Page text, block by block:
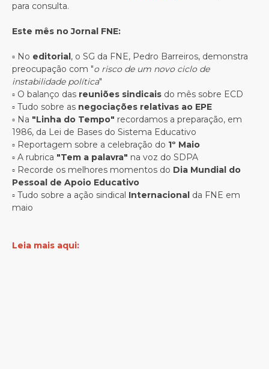
para consulta.
Este mês no Jornal FNE:
▫️ No editorial , o SG da FNE, Pedro Barreiros, demonstra
preocupação com "o risco de um novo ciclo de
instabilidade política"
▫️ O balanço das reuniões sindicais do mês sobre ECD
▫️ Tudo sobre as negociações relativas ao EPE
▫️ Na "Linha do Tempo" recordamos a preparação, em
1986, da Lei de Bases do Sistema Educativo
▫️ Reportagem sobre a celebração do 1º Maio
▫️ A rubrica "Tem a palavra" na voz do SDPA
▫️ Recorde os melhores momentos do Dia Mundial do
Pessoal de Apoio Educativo
▫️ Tudo sobre a ação sindical Internacional da FNE em
maio
Leia mais aqui: